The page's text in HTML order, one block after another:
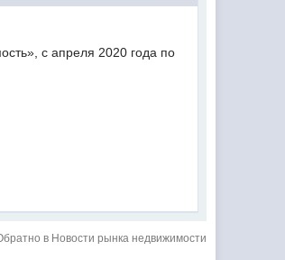
с апреля 2020 года по
в Новости рынка недвижимости